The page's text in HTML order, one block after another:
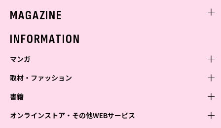
MAGAZINE
INFORMATION
マンガ
少年マンガ
Vジャンプ
青年マンガ
少女マンガ
取材・ファッション
ファッション・美容
芸能・情報・スポーツ
書籍
文芸・文庫・総合
オンラインストア・その他WEBサービス